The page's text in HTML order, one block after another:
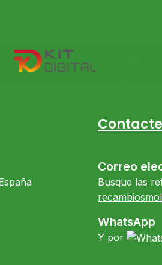
Correo
Busque las
WhatsApp
Y por